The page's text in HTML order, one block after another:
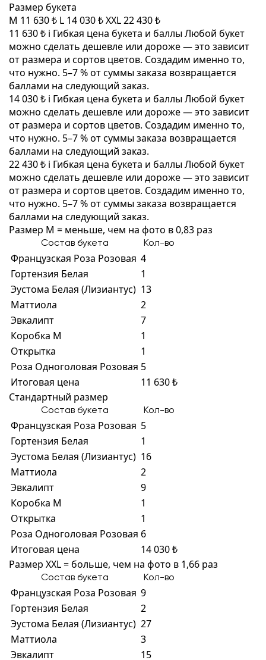
Размер букета
M 11 630 ₺ L 14 030 ₺XXL22 430 ₺
11 630 ₺ i Гибкая цена букета и баллыЛюбой букет
можно сделать дешевле или дороже — это зависит
от размера и сортов цветов. Создадим именно то,
что нужно. 5–7 % от суммы заказа возвращается
баллами на следующий заказ.
14 030 ₺ i Гибкая цена букета и баллыЛюбой букет
можно сделать дешевле или дороже — это зависит
от размера и сортов цветов. Создадим именно то,
что нужно. 5–7 % от суммы заказа возвращается
баллами на следующий заказ.
22 430 ₺ i Гибкая цена букета и баллыЛюбой букет
можно сделать дешевле или дороже — это зависит
от размера и сортов цветов. Создадим именно то,
что нужно. 5–7 % от суммы заказа возвращается
баллами на следующий заказ.
Размер M = меньше, чем на фото в 0,83 раз
Состав букета Кол-во
Французская Роза Розовая 4
Гортензия Белая
1
Эустома Белая (Лизиантус) 13
Маттиола
2
Эвкалипт
7
Коробка M
1
Открытка
1
Роза Одноголовая Розовая 5
Итоговая цена
11 630 ₺
Стандартный размер
Состав букета Кол-во
Французская Роза Розовая 5
Гортензия Белая
1
Эустома Белая (Лизиантус) 16
Маттиола
2
Эвкалипт
9
Коробка M
1
Открытка
1
Роза Одноголовая Розовая 6
Итоговая цена
14 030 ₺
Размер XXL = больше, чем на фото в 1,66 раз
Состав букета Кол-во
Французская Роза Розовая 9
Гортензия Белая
2
Эустома Белая (Лизиантус) 27
Маттиола
3
Эвкалипт
15